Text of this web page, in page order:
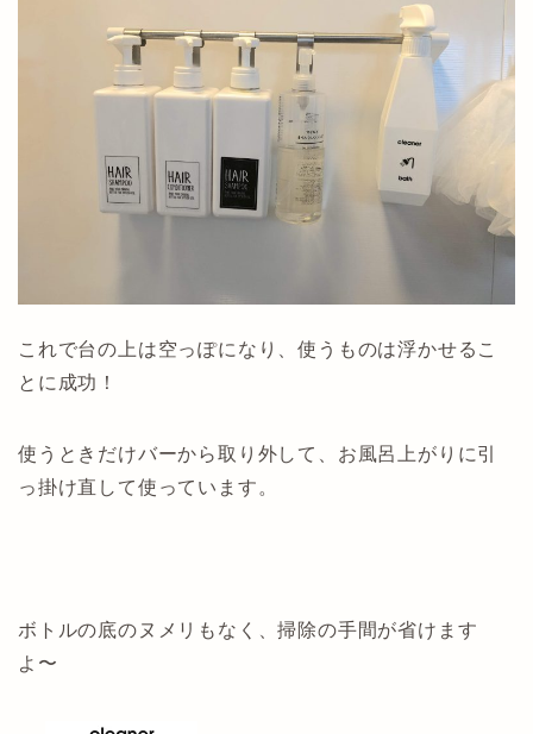
これで台の上は空っぽになり、使うものは浮かせるこ
とに成功！
使うときだけバーから取り外して、お風呂上がりに引
っ掛け直して使っています。
ボトルの底のヌメリもなく、掃除の手間が省けます
よ〜